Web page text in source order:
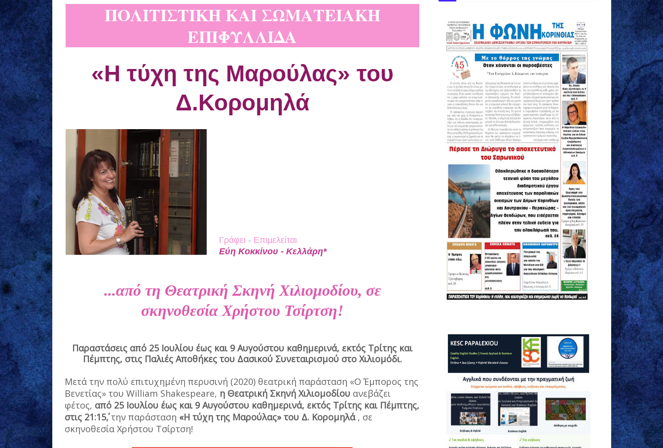
ΠΟΛΙΤΙΣΤΙΚΗ ΚΑΙ ΣΩΜΑΤΕΙΑΚΗ
ΕΠΙΦΥΛΛΙΔΑ
«Η τύχη της Μαρούλας» του
Δ.Κορομηλά
Γράφει - Επιμελείται
Εύη Κοκκίνου - Κελλάρη*
...από τη Θεατρική Σκηνή Χιλιομοδίου, σε
σκηνοθεσία Χρήστου Τσίρτση!
Παραστάσεις από 25 Ιουλίου έως και 9 Αυγούστου καθημερινά, εκτός Τρίτης και
Πέμπτης, στις Παλιές Αποθήκες του Δασικού Συνεταιρισμού στο Χιλιομόδι.
Μετά την πολύ επιτυχημένη περυσινή (2020) θεατρική παράσταση «Ο Έμπορος της
Βενετίας» του William Shakespeare, η Θεατρική Σκηνή Χιλιομοδίου ανεβάζει
φέτος, από 25 Ιουλίου έως και 9 Αυγούστου καθημερινά, εκτός Τρίτης και Πέμπτης,
στις 21:15΄,την παράσταση «Η τύχη της Μαρούλας» του Δ. Κορομηλά , σε
σκηνοθεσία Χρήστου Τσίρτση!